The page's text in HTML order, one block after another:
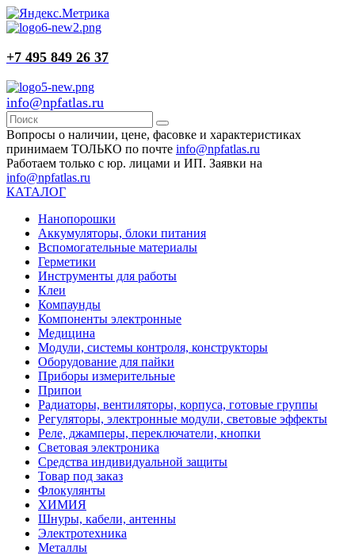
+7 495 849 26 37
info@npfatlas.ru
Вопросы о наличии, цене, фасовке и характеристиках
принимаем ТОЛЬКО по почте info@npfatlas.ru
Работаем только с юр. лицами и ИП. Заявки на
info@npfatlas.ru
КАТАЛОГ
Нанопорошки
Аккумуляторы, блоки питания
Вспомогательные материалы
Герметики
Инструменты для работы
Клеи
Компаунды
Компоненты электронные
Медицина
Модули, системы контроля, конструкторы
Оборудование для пайки
Приборы измерительные
Припои
Радиаторы, вентиляторы, корпуса, готовые группы
Регуляторы, электронные модули, световые эффекты
Реле, джамперы, переключатели, кнопки
Световая электроника
Средства индивидуальной защиты
Товар под заказ
Флокулянты
ХИМИЯ
Шнуры, кабели, антенны
Электротехника
Металлы